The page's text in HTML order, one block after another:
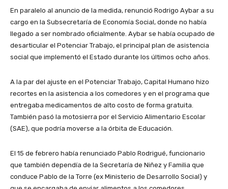
En paralelo al anuncio de la medida, renunció Rodrigo Aybar a su
cargo en la Subsecretaría de Economía Social, donde no había
llegado a ser nombrado oficialmente. Aybar se había ocupado de
desarticular el Potenciar Trabajo, el principal plan de asistencia
social que implementó el Estado durante los últimos ocho años.
A la par del ajuste en el Potenciar Trabajo, Capital Humano hizo
recortes en la asistencia a los comedores y en el programa que
entregaba medicamentos de alto costo de forma gratuita.
También pasó la motosierra por el Servicio Alimentario Escolar
(SAE), que podría moverse a la órbita de Educación.
El 15 de febrero había renunciado Pablo Rodrigué, funcionario
que también dependía de la Secretaría de Niñez y Familia que
conduce Pablo de la Torre (ex Ministerio de Desarrollo Social) y